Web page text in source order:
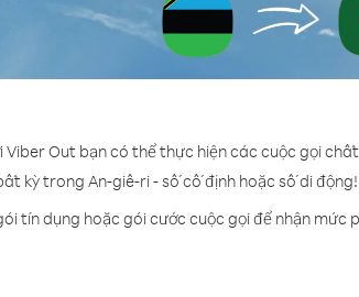
Viber Out bạn có thể thực hiện các cuộc gọi
kỳ trong An-giê-ri - số cố định hoặc số di
tín dụng hoặc gói cước cuộc gọi để nhận